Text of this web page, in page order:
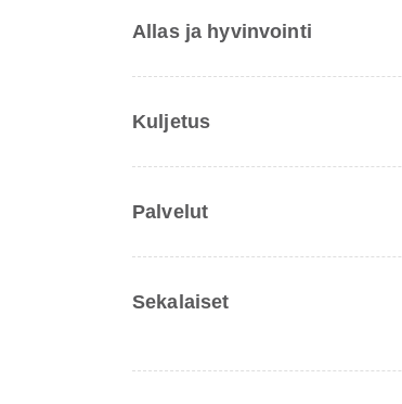
Allas ja hyvinvointi
Kuljetus
Palvelut
Sekalaiset